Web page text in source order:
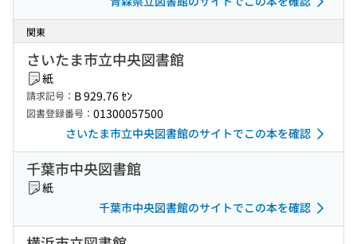
関東
さいたま市立中央図書館
紙
請求記号： B 929.76 ｾﾝ
図書登録番号： 01300057500
さいたま市立中央図書館のサイトでこの本を確認
千葉市中央図書館
紙
千葉市中央図書館のサイトでこの本を確認